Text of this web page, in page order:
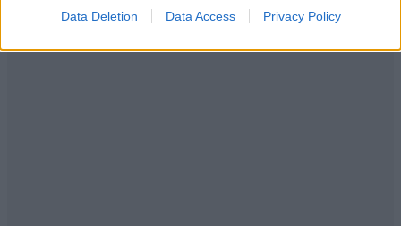
Data Deletion Data Access Privacy Policy